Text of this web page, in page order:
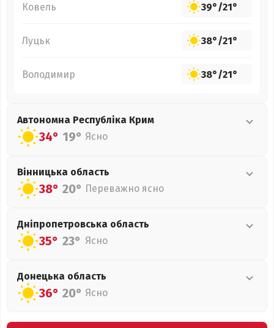
Ковель 39°/21°
Луцьк 38°/21°
Володимир 38°/21°
Автономна Республіка Крим
34° 19° Ясно
Вінницька область
38° 20° Переважно ясно
Дніпропетровська область
35° 23° Ясно
Донецька область
36° 20° Ясно